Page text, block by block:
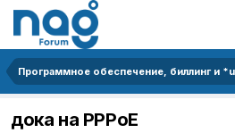
Программное обеспечение, биллинг и
дока на PPPoE